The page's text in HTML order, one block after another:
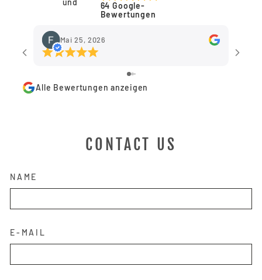
64 Google-
Bewertungen
Mai 25, 2026
Alle Bewertungen anzeigen
CONTACT US
NAME
E-MAIL